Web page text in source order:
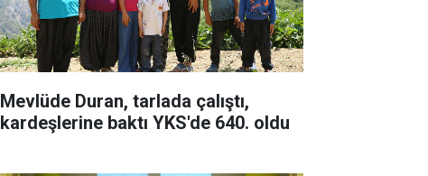
Mevlüde Duran, tarlada çalıştı,
kardeşlerine baktı YKS'de 640. oldu